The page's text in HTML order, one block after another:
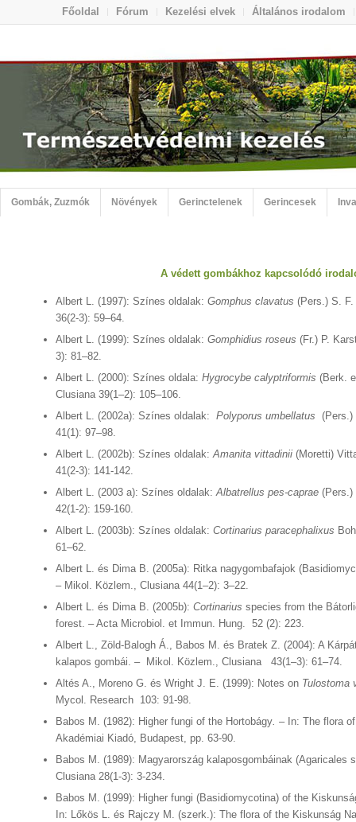
Főoldal Fórum Kezelési elvek Általános irodalom
Gombák, Zuzmók Növények Gerinctelenek Gerincesek
A védett gombákhoz kapcsolódó
Albert L. (1997): Színes oldalak: Gomphus clavatus (Pers.) S.
36(2-3): 59–64.
Albert L. (1999): Színes oldalak: Gomphidius roseus (Fr.) P.
3): 81–82.
Albert L. (2000): Színes oldala: Hygrocybe calyptriformis (Berk.
Clusiana 39(1–2): 105–106.
Albert L. (2002a): Színes oldalak: Polyporus umbellatus (Pers.)
41(1): 97–98.
Albert L. (2002b): Színes oldalak:Amanita vittadinii (Moretti)
41(2-3): 141-142.
Albert L. (2003 a): Színes oldalak:Albatrellus pes-caprae
42(1-2): 159-160.
Albert L. (2003b): Színes oldalak: Cortinarius paracephalixus
61–62.
Albert L. és Dima B. (2005a): Ritka nagygombafajok
– Mikol. Közlem., Clusiana 44(1–2): 3–22.
Albert L. és Dima B. (2005b): Cortinarius species from the
forest. – Acta Microbiol. et Immun. Hung. 52 (2): 223.
Albert L., Zöld-Balogh Á., Babos M. és Bratek Z. (2004): A
kalapos gombái. – Mikol. Közlem., Clusiana 43(1–3): 61–74.
Altés A., Moreno G. és Wright J. E. (1999): Notes on Tulostoma
Mycol. Research 103: 91-98.
Babos M. (1982): Higher fungi of the Hortobágy. – In: The flora
Akadémiai Kiadó, Budapest, pp. 63-90.
Babos M. (1989): Magyarország kalaposgombáinak
Clusiana 28(1-3): 3-234.
Babos M. (1999): Higher fungi (Basidiomycotina) of the
In: Lőkös L. és Rajczy M. (szerk.): The flora of the Kiskunság